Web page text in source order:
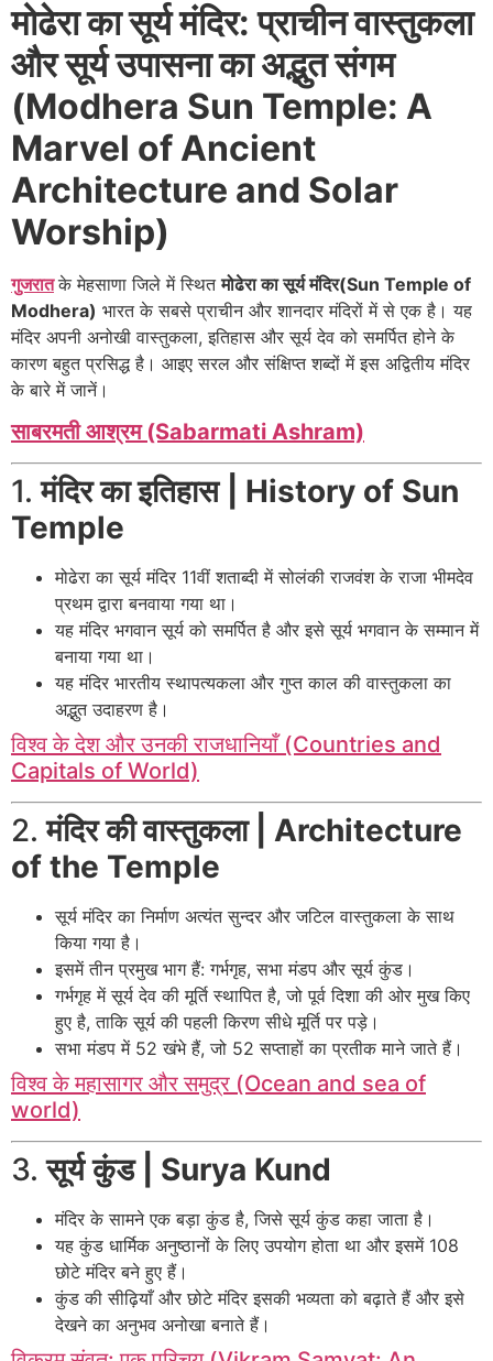
मोढेरा का सूर्य मंदिर: प्राचीन वास्तुकला
और सूर्य उपासना का अद्भुत संगम
(Modhera Sun Temple: A
Marvel of Ancient
Architecture and Solar
Worship)
गुजरात के मेहसाणा जिले में स्थितमोढेरा का सूर्य मंदिर(Sun Temple of
Modhera) भारत के सबसे प्राचीन और शानदार मंदिरों में से एक है। यह
मंदिर अपनी अनोखी वास्तुकला, इतिहास और सूर्य देव को समर्पित होने के
कारण बहुत प्रसिद्ध है। आइए सरल और संक्षिप्त शब्दों में इस अद्वितीय मंदिर
के बारे में जानें।
साबरमती आश्रम (Sabarmati Ashram)
1.मंदिर का इतिहास | History of Sun
Temple
मोढेरा का सूर्य मंदिर 11वीं शताब्दी में सोलंकी राजवंश के राजा भीमदेव
प्रथम द्वारा बनवाया गया था।
यह मंदिर भगवान सूर्य को समर्पित है और इसे सूर्य भगवान के सम्मान में
बनाया गया था।
यह मंदिर भारतीय स्थापत्यकला और गुप्त काल की वास्तुकला का
अद्भुत उदाहरण है।
विश्व के देश और उनकी राजधानियाँ (Countries and
Capitals of World)
2.मंदिर की वास्तुकला | Architecture
of the Temple
सूर्य मंदिर का निर्माण अत्यंत सुन्दर और जटिल वास्तुकला के साथ
किया गया है।
इसमें तीन प्रमुख भाग हैं: गर्भगृह, सभा मंडप और सूर्य कुंड।
गर्भगृह में सूर्य देव की मूर्ति स्थापित है, जो पूर्व दिशा की ओर मुख किए
हुए है, ताकि सूर्य की पहली किरण सीधे मूर्ति पर पड़े।
सभा मंडप में 52 खंभे हैं, जो 52 सप्ताहों का प्रतीक माने जाते हैं।
विश्व के महासागर और समुद्र (Ocean and sea of
world)
3.सूर्य कुंड | Surya Kund
मंदिर के सामने एक बड़ा कुंड है, जिसे सूर्य कुंड कहा जाता है।
यह कुंड धार्मिक अनुष्ठानों के लिए उपयोग होता था और इसमें 108
छोटे मंदिर बने हुए हैं।
कुंड की सीढ़ियाँ और छोटे मंदिर इसकी भव्यता को बढ़ाते हैं और इसे
देखने का अनुभव अनोखा बनाते हैं।